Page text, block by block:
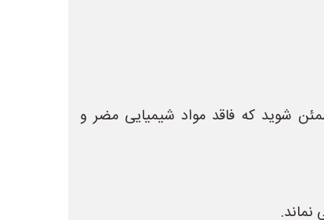
شوید که فاقد مواد شیمیایی مضر و